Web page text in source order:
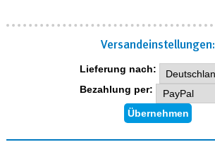
Versand­einstellungen:
Lieferung nach:
Bezahlung per: